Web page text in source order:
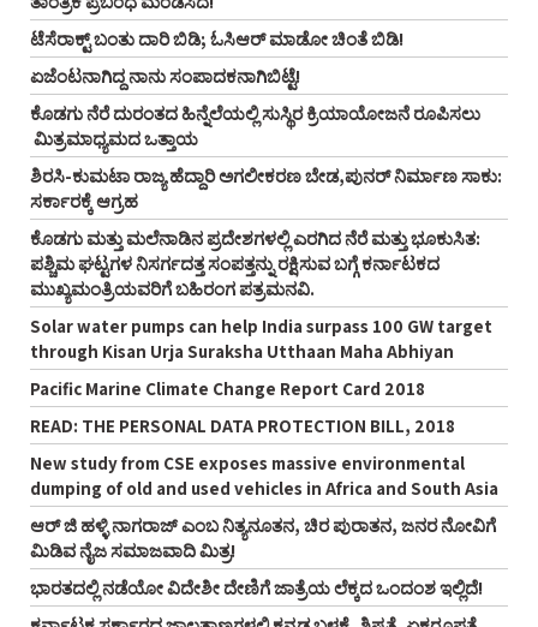
ಟೆಸೆರಾಕ್ಟ್‌ ಬಂತು ದಾರಿ ಬಿಡಿ; ಓಸಿಆರ್‌ ಮಾಡೋ ಚಿಂತೆ ಬಿಡಿ!
ಏಜೆಂಟನಾಗಿದ್ದ ನಾನು ಸಂಪಾದಕನಾಗಿಬಿಟ್ಟೆ!
ಕೊಡಗು ನೆರೆ ದುರಂತದ ಹಿನ್ನೆಲೆಯಲ್ಲಿ ಸುಸ್ಥಿರ ಕ್ರಿಯಾಯೋಜನೆ ರೂಪಿಸಲು
ಮಿತ್ರಮಾಧ್ಯಮದ ಒತ್ತಾಯ
ಶಿರಸಿ-ಕುಮಟಾ ರಾಜ್ಯ ಹೆದ್ದಾರಿ ಅಗಲೀಕರಣ ಬೇಡ,ಪುನರ್‌ ನಿರ್ಮಾಣ ಸಾಕು:
ಸರ್ಕಾರಕ್ಕೆ ಆಗ್ರಹ
ಕೊಡಗು ಮತ್ತು ಮಲೆನಾಡಿನ ಪ್ರದೇಶಗಳಲ್ಲಿ ಎರಗಿದ ನೆರೆ ಮತ್ತು ಭೂಕುಸಿತ:
ಪಶ್ಚಿಮ ಘಟ್ಟಗಳ ನಿಸರ್ಗದತ್ತ ಸಂಪತ್ತನ್ನು ರಕ್ಷಿಸುವ ಬಗ್ಗೆ ಕರ್ನಾಟಕದ
ಮುಖ್ಯಮಂತ್ರಿಯವರಿಗೆ ಬಹಿರಂಗ ಪತ್ರಮನವಿ.
Solar water pumps can help India surpass 100 GW target
through Kisan Urja Suraksha Utthaan Maha Abhiyan
Pacific Marine Climate Change Report Card 2018
READ: THE PERSONAL DATA PROTECTION BILL, 2018
New study from CSE exposes massive environmental
dumping of old and used vehicles in Africa and South Asia
ಆರ್‌ ಜಿ ಹಳ್ಳಿ ನಾಗರಾಜ್‌ ಎಂಬ ನಿತ್ಯನೂತನ, ಚಿರ ಪುರಾತನ, ಜನರ ನೋವಿಗೆ
ಮಿಡಿವ ನೈಜ ಸಮಾಜವಾದಿ ಮಿತ್ರ!
ಭಾರತದಲ್ಲಿ ನಡೆಯೋ ವಿದೇಶೀ ದೇಣಿಗೆ ಜಾತ್ರೆಯ ಲೆಕ್ಕದ ಒಂದಂಶ ಇಲ್ಲಿದೆ!